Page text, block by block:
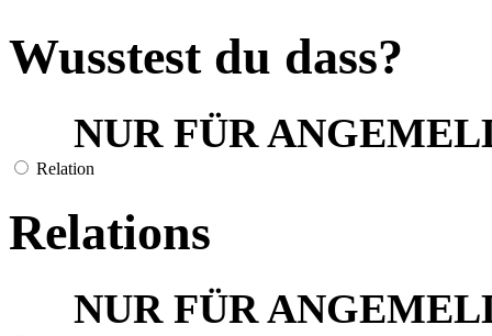
Wusstest du dass?
NUR FÜR
Relation
Relations
NUR FÜR